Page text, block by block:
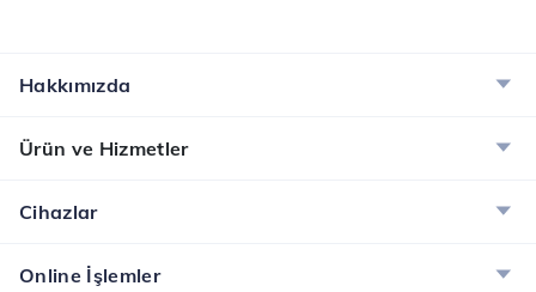
Hakkımızda
Ürün ve Hizmetler
Cihazlar
Online İşlemler